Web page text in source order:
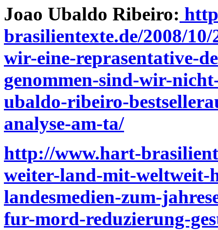
Joao Ubaldo Ribeiro:
brasilientexte.de/2008/
wir-eine-reprasentative-
genommen-sind-wir-
ubaldo-ribeiro-
analyse-am-ta/
http://www.hart-
weiter-land-mit-weltweit-
landesmedien-zum-
fur-mord-reduzierung-